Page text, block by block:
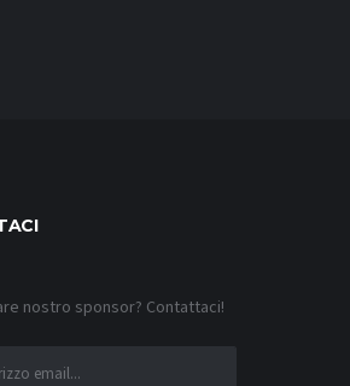
nostro sponsor? Contattaci!